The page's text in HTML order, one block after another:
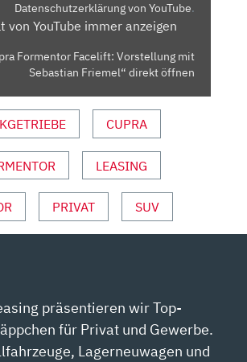
Datenschutzerklärung von YouTube.
von YouTube immer anzeigen
Formentor Facelift: Vorstellung mit
Sebastian Friemel“ direkt öffnen
CUPRA
LEASING
PRIVAT SUV
präsentieren wir Top-
für Privat und Gewerbe.
Lagerneuwagen und